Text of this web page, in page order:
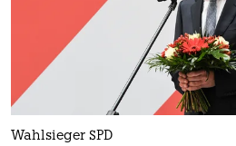
Wahlsieger SPD